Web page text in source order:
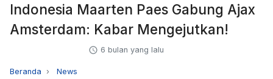
Indonesia Maarten Paes Gabung Ajax
Amsterdam: Kabar Mengejutkan!
6 bulan yang lalu
Beranda
News